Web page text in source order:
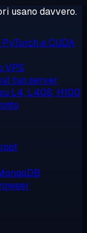
usano davvero.
PyTorch e CUDA
VPS
tuo server
L4, L40S, H100